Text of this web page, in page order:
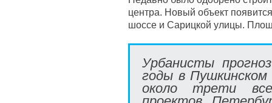
центра. Новый объект
шоссе и Сарицкой улицы.
Урбанисты
годы в Пушкинском
около трети